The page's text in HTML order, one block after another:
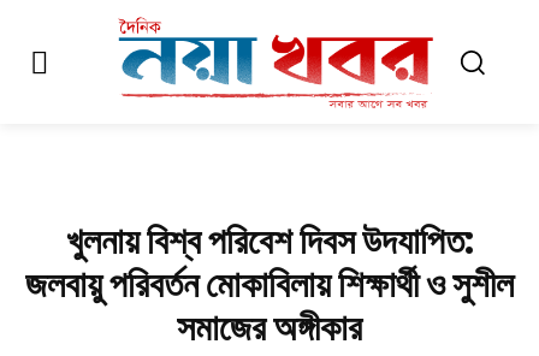
খুলনায় বিশ্ব পরিবেশ দিবস উদযাপিত:
জলবায়ু পরিবর্তন মোকাবিলায় শিক্ষার্থী ও সুশীল
সমাজের অঙ্গীকার